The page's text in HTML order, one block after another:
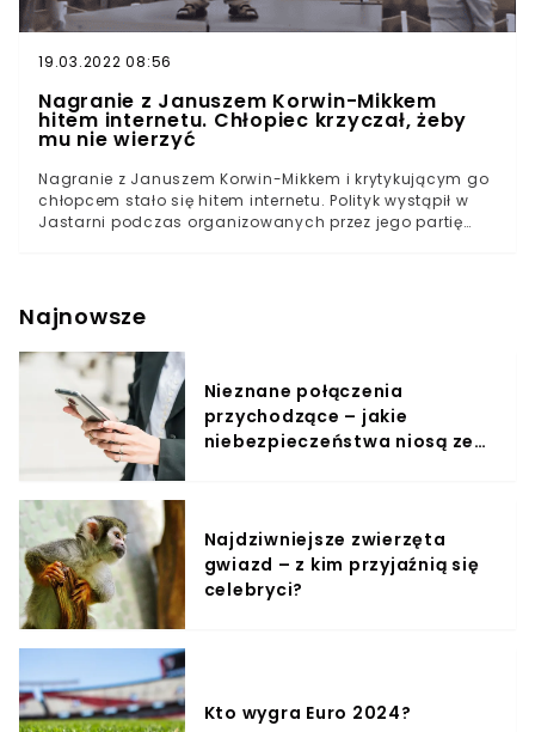
19.03.2022 08:56
Nagranie z Januszem Korwin-Mikkem
hitem internetu. Chłopiec krzyczał, żeby
mu nie wierzyć
Nagranie z Januszem Korwin-Mikkem i krytykującym go
chłopcem stało się hitem internetu. Polityk wystąpił w
Jastarni podczas organizowanych przez jego partię
przyglądali się sytuacji z pobłażliwym uśmiechem.
Najnowsze
Nieznane połączenia
przychodzące – jakie
niebezpieczeństwa niosą ze
Najdziwniejsze zwierzęta
gwiazd – z kim przyjaźnią się
celebryci?
Kto wygra Euro 2024?